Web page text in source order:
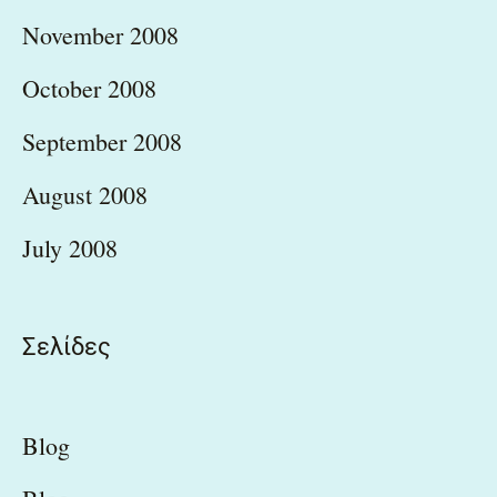
November 2008
October 2008
September 2008
August 2008
July 2008
Σελίδες
Blog